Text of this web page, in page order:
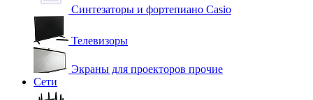
Синтезаторы и фортепиано Casio
Телевизоры
Экраны для проекторов прочие
Сети